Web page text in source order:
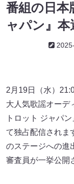
番組の日本
ャパン』
2月19日（水）
大人気歌謡オーデ
トロット ジャパ
て独占配信されま
のステージへの進
審査員が一挙公開